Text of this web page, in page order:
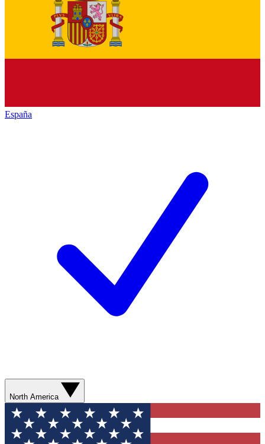
España
North America